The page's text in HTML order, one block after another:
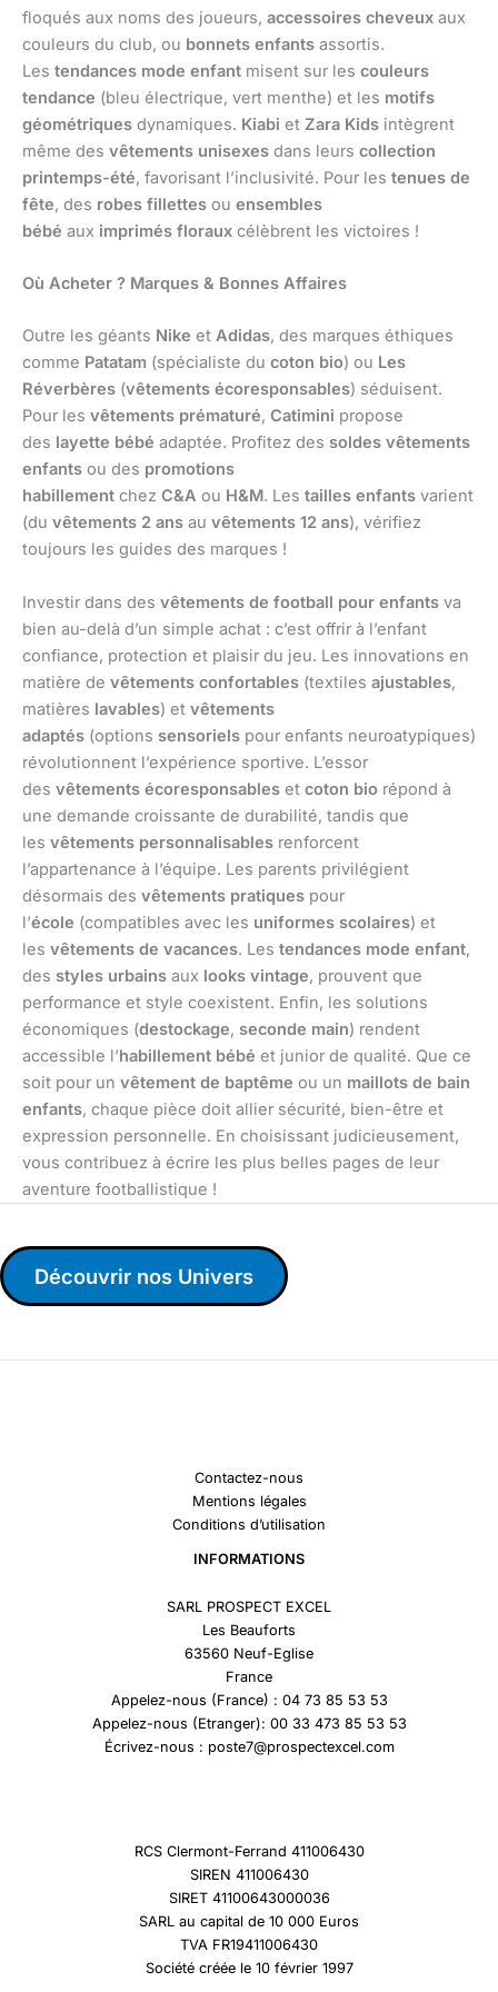
floqués aux noms des joueurs, accessoires cheveux aux
couleurs du club, ou bonnets enfants assortis.
Les tendances mode enfant misent sur les couleurs
tendance (bleu électrique, vert menthe) et les motifs
géométriques dynamiques. Kiabi et Zara Kids intègrent
même des vêtements unisexes dans leurs collection
printemps-été, favorisant l’inclusivité. Pour les tenues de
fête, des robes fillettes ou ensembles
bébé aux imprimés floraux célèbrent les victoires !
Où Acheter ? Marques & Bonnes Affaires
Outre les géants Nike et Adidas, des marques éthiques
comme Patatam (spécialiste du coton bio) ou Les
Réverbères (vêtements écoresponsables) séduisent.
Pour les vêtements prématuré, Catimini propose
des layette bébé adaptée. Profitez des soldes vêtements
enfants ou des promotions
habillement chez C&A ou H&M. Les tailles enfants varient
(du vêtements 2 ans au vêtements 12 ans), vérifiez
toujours les guides des marques !
Investir dans des vêtements de football pour enfants va
bien au-delà d’un simple achat : c’est offrir à l’enfant
confiance, protection et plaisir du jeu. Les innovations en
matière de vêtements confortables (textiles ajustables,
matières lavables) et vêtements
adaptés (options sensoriels pour enfants neuroatypiques)
révolutionnent l’expérience sportive. L’essor
des vêtements écoresponsables et coton bio répond à
une demande croissante de durabilité, tandis que
les vêtements personnalisables renforcent
l’appartenance à l’équipe. Les parents privilégient
désormais des vêtements pratiques pour
l’école (compatibles avec les uniformes scolaires) et
les vêtements de vacances. Les tendances mode enfant,
des styles urbains aux looks vintage, prouvent que
performance et style coexistent. Enfin, les solutions
économiques (destockage, seconde main) rendent
accessible l’habillement bébé et junior de qualité. Que ce
soit pour un vêtement de baptême ou un maillots de bain
enfants, chaque pièce doit allier sécurité, bien-être et
expression personnelle. En choisissant judicieusement,
vous contribuez à écrire les plus belles pages de leur
aventure footballistique !
Découvrir nos Univers
Contactez-nous
Mentions légales
Conditions d’utilisation
INFORMATIONS
SARL PROSPECT EXCEL
Les Beauforts
63560 Neuf-Eglise
France
Appelez-nous (France) : 04 73 85 53 53
Appelez-nous (Etranger): 00 33 473 85 53 53
Écrivez-nous : poste7@prospectexcel.com
RCS Clermont-Ferrand 411006430
SIREN 411006430
SIRET 41100643000036
SARL au capital de 10 000 Euros
TVA FR19411006430
Société créée le 10 février 1997